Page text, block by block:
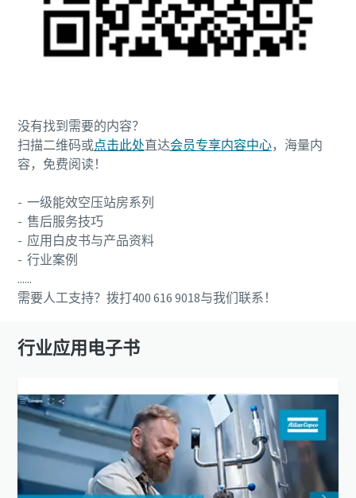
没有找到需要的内容？
扫描二维码或点击此处直达会员专享内容中心，海量内
容，免费阅读！
- 一级能效空压站房系列
- 售后服务技巧
- 应用白皮书与产品资料
- 行业案例
......
需要人工支持？拨打400 616 9018与我们联系！
行业应用电子书